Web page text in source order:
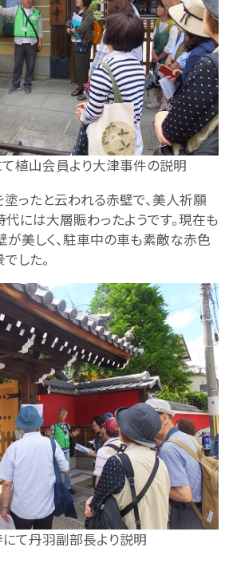
植山会員より大津事件の説明
ったと云われる赤壁で、美人祈願
には大層賑わったようです。現在も
美しく、駐車中の車も素敵な赤色
した。
て丹羽副部長より説明